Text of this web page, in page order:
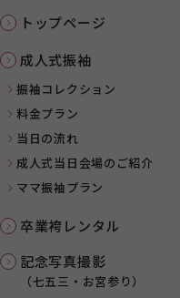
トップページ
成人式振袖
振袖コレクション
料金プラン
当日の流れ
成人式当日会場のご紹介
ママ振袖プラン
卒業袴レンタル
記念写真撮影
（七五三・お宮参り）